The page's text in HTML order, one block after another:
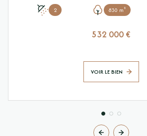
2 830 m²
532 000 €
VOIR LE BIEN